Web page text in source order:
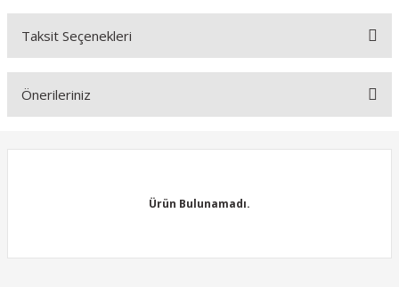
Ürün hakkında henüz soru sorulmamış.
Taksit Seçenekleri
Önerileriniz
Görüş ve önerileriniz için teşekkür ederiz.
Ürün Bulunamadı.